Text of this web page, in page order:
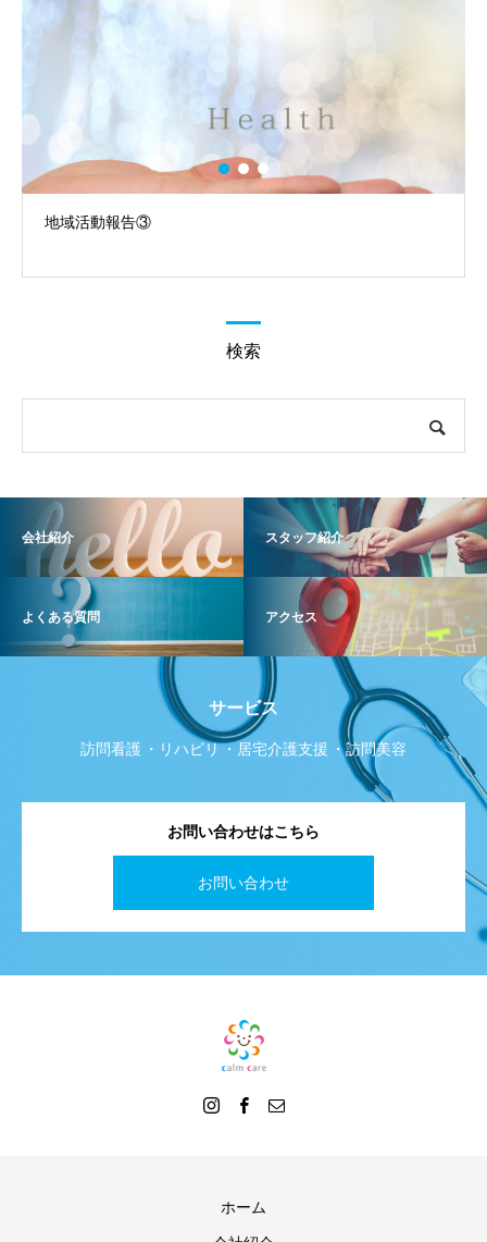
地域活動報告③
検索
会社紹介 スタッフ紹介
よくある質問 アクセス
サービス
訪問看護 リハビリ 居宅介護支援 訪問美容
お問い合わせはこちら
お問い合わせ
ホーム